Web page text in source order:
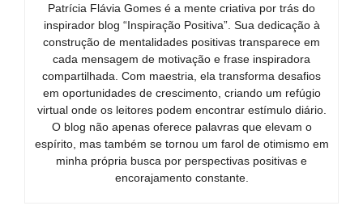
Patrícia Flávia Gomes é a mente criativa por trás do
inspirador blog “Inspiração Positiva”. Sua dedicação à
construção de mentalidades positivas transparece em
cada mensagem de motivação e frase inspiradora
compartilhada. Com maestria, ela transforma desafios
em oportunidades de crescimento, criando um refúgio
virtual onde os leitores podem encontrar estímulo diário.
O blog não apenas oferece palavras que elevam o
espírito, mas também se tornou um farol de otimismo em
minha própria busca por perspectivas positivas e
encorajamento constante.